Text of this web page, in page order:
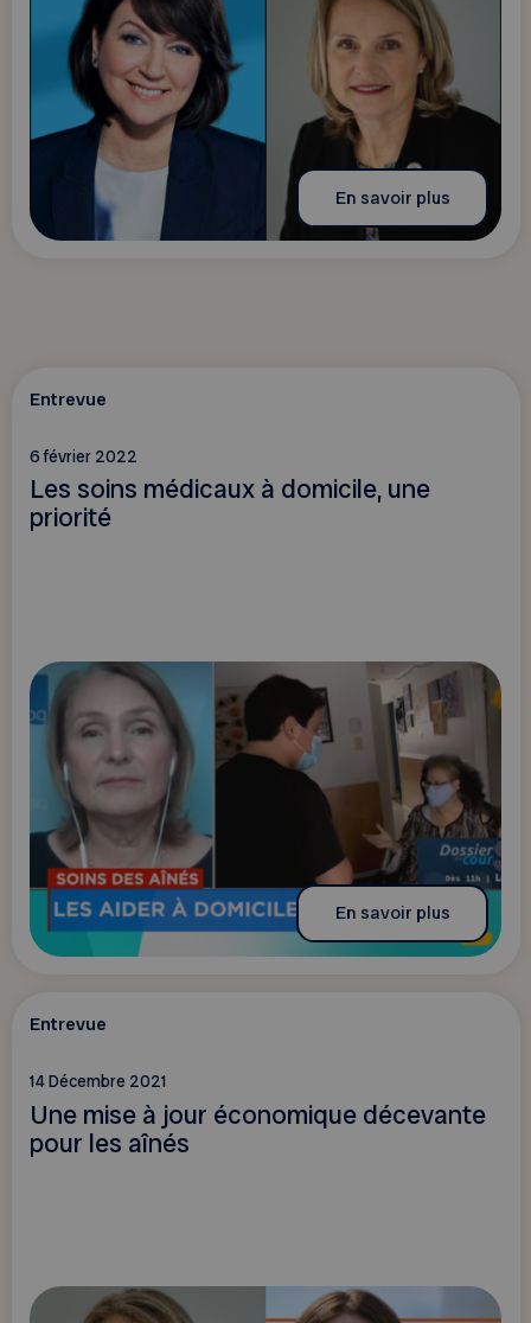
En savoir plus
Entrevue
6 février 2022
Les soins médicaux à domicile, une
priorité
En savoir plus
Entrevue
14 Décembre 2021
Une mise à jour économique décevante
pour les aînés